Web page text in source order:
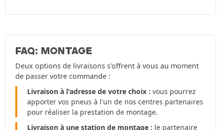
FAQ: MONTAGE
Deux options de livraisons s'offrent à vous au moment
de passer votre commande :
Livraison à l'adresse de votre choix : vous pourrez
apporter vos pneus à l'un de nos centres partenaires
pour réaliser la prestation de montage.
Livraison à une station de montage : le partenaire